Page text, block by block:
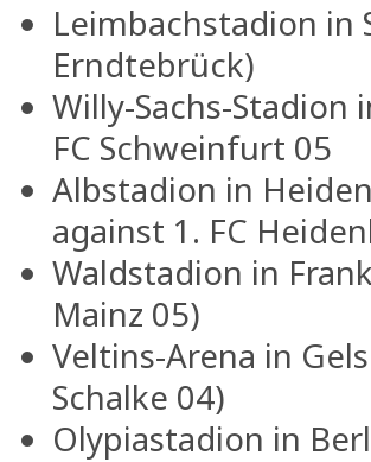
Leimbachstadion in
Erndtebrück)
Willy-Sachs-
FC Schweinfurt 05
Albstadion in
against 1. FC
Waldstadion in
Mainz 05)
Veltins-Arena in
Schalke 04)
Olypiastadion in